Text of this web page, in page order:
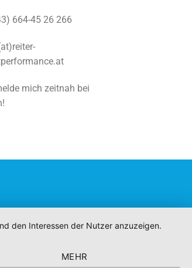
664-45 26 266
mich zeitnah bei
den Interessen der Nutzer anzuzeigen.
MEHR